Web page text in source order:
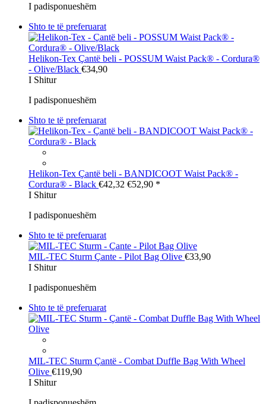
I padisponueshëm
Shto te të preferuarat
Helikon-Tex Çantë beli - POSSUM Waist Pack® - Cordura®
- Olive/Black €34,90
I Shitur
I padisponueshëm
Shto te të preferuarat
Helikon-Tex Çantë beli - BANDICOOT Waist Pack® -
Cordura® - Black €42,32 €52,90 *
I Shitur
I padisponueshëm
Shto te të preferuarat
MIL-TEC Sturm Çante - Pilot Bag Olive €33,90
I Shitur
I padisponueshëm
Shto te të preferuarat
MIL-TEC Sturm Çantë - Combat Duffle Bag With Wheel
Olive €119,90
I Shitur